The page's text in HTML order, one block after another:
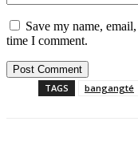
Save my name,
time I comment.
TAGS bangangté